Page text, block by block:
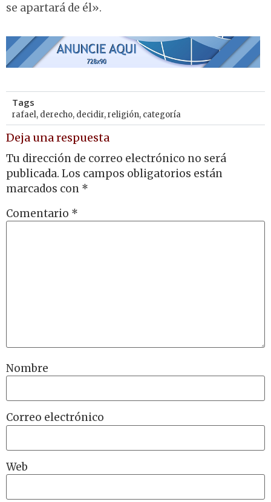
se apartará de él».
Tags
rafael, derecho, decidir,religión, categoría
Deja una respuesta
Tu dirección de correo electrónico no será
publicada. Los campos obligatorios están
marcados con *
Comentario *
Nombre
Correo electrónico
Web